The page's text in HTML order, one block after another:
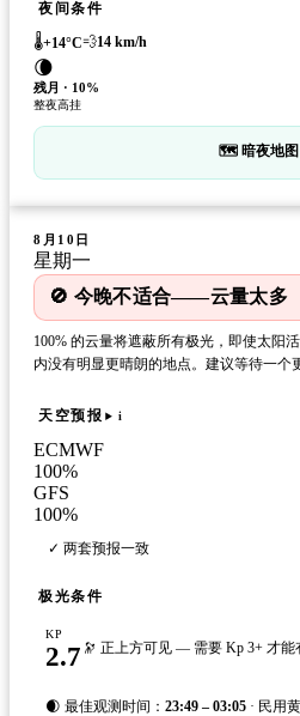
夜间条件
🌡️+14°C💨14 km/h
🌘
残月 · 10%
整夜高挂
🗺 暗夜地
8月10日
星期一
🚫 今晚不适合——云量太多
100% 的云量将遮蔽所有极光，即使太阳
内没有明显更晴朗的地点。建议等待一个
天空预报 i
ECMWF
100%
GFS
100%
✓ 两套预报一致
极光条件
KP
2.7 🔭 正上方可见 — 需要 Kp 3+ 才能
🌒 最佳观测时间： 23:49 – 03:05 · 民用